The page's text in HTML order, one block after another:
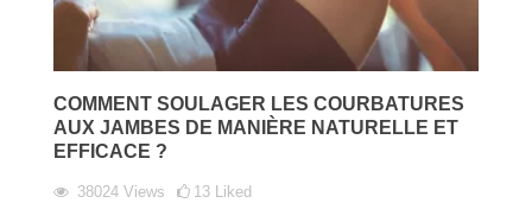
COMMENT SOULAGER LES COURBATURES
AUX JAMBES DE MANIÈRE NATURELLE ET
EFFICACE ?
38024 Views 13 Liked